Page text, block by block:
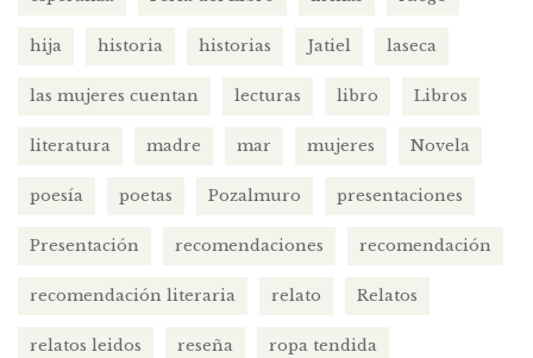
hija historia historias Jatiel laseca
las mujeres cuentan lecturas libro Libros
literatura madre mar mujeres Novela
poesía poetas Pozalmuro presentaciones
Presentación recomendaciones recomendación
recomendación literaria relato Relatos
relatos leidos reseña ropa tendida